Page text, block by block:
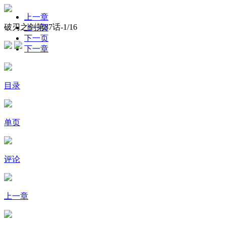
破刃之剑第87话-1/16
上一章
上一页
下一页
下一章
目录
单页
评论
上一章